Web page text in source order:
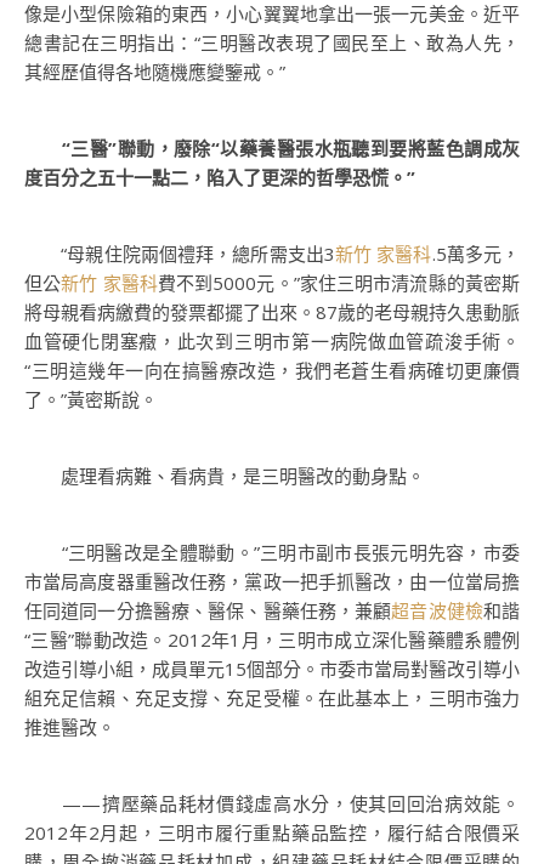
像是小型保險箱的東西，小心翼翼地拿出一張一元美金。近平
總書記在三明指出：“三明醫改表現了國民至上、敢為人先，
其經歷值得各地隨機應變鑒戒。”
“三醫”聯動，廢除“以藥養醫張水瓶聽到要將藍色調成灰
度百分之五十一點二，陷入了更深的哲學恐慌。”
“母親住院兩個禮拜，總所需支出3新竹 家醫科.5萬多元，
但公新竹 家醫科費不到5000元。”家住三明市清流縣的黃密斯
將母親看病繳費的發票都擺了出來。87歲的老母親持久患動脈
血管硬化閉塞癥，此次到三明市第一病院做血管疏浚手術。
“三明這幾年一向在搞醫療改造，我們老蒼生看病確切更廉價
了。”黃密斯說。
處理看病難、看病貴，是三明醫改的動身點。
“三明醫改是全體聯動。”三明市副市長張元明先容，市委
市當局高度器重醫改任務，黨政一把手抓醫改，由一位當局擔
任同道同一分擔醫療、醫保、醫藥任務，兼顧超音波健檢和諧
“三醫”聯動改造。2012年1月，三明市成立深化醫藥體系體例
改造引導小組，成員單元15個部分。市委市當局對醫改引導小
組充足信賴、充足支撐、充足受權。在此基本上，三明市強力
推進醫改。
——擠壓藥品耗材價錢虛高水分，使其回回治病效能。
2012年2月起，三明市履行重點藥品監控，履行結合限價采